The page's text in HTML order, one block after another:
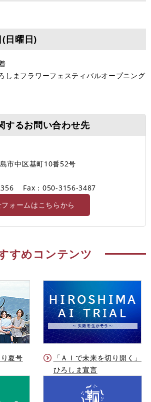
日曜日)
しまフラワーフェスティバルオープニング
するお問い合わせ先
市中区基町10番52号
Fax：050-3156-3487
ォームはこちらから
すめコンテンツ
夏号
「ＡＩで未来を切り開く」
ひろしま宣言